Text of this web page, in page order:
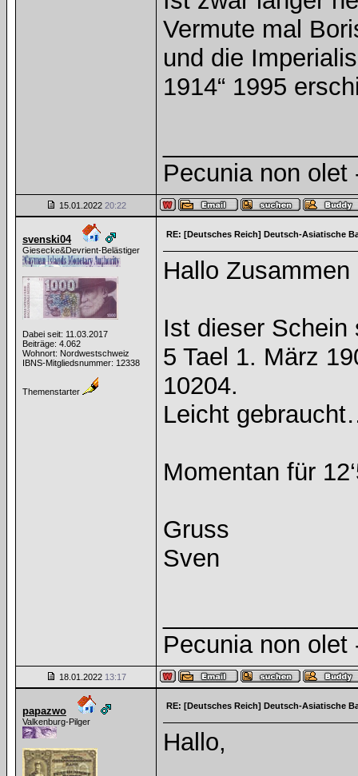
Vermute mal
und die
1914“ 1995
Pecunia non
15.01.2022 20:22
svenski04
Giesecke&Devrient-Belästiger
Dabei seit: 11.03.2017
Beiträge: 4.062
Wohnort: Nordwestschweiz
IBNS-Mitgliedsnummer: 12338
Themenstarter
RE: [Deutsches Reich] Deutsch-Asiatische
Hallo Zusammen
Ist dieser Schein
5 Tael 1. März
10204.
Leicht
Momentan für
Gruss
Sven
Pecunia non
18.01.2022 13:17
papazwo
Valkenburg-Pilger
RE: [Deutsches Reich] Deutsch-Asiatische
Hallo,